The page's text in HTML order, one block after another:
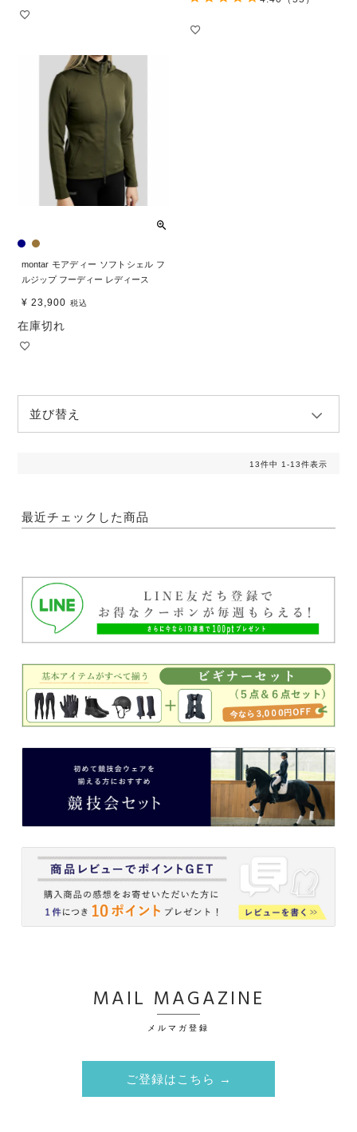
montar モアディー ソフトシェル フ
ルジップ フーディー レディース
¥ 23,900 税込
在庫切れ
並び替え
13件中 1-13件表示
最近チェックした商品
MAIL MAGAZINE
メルマガ登録
ご登録はこちら →